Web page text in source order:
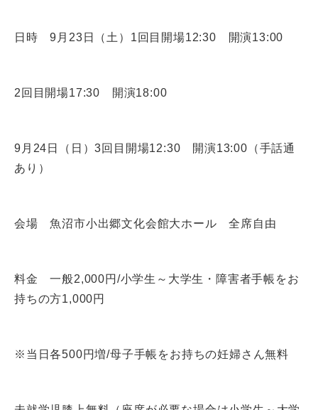
日時 9月23日（土）1回目開場12:30 開演13:00
2回目開場17:30 開演18:00
9月24日（日）3回目開場12:30 開演13:00（手話通
あり）
会場 魚沼市小出郷文化会館大ホール 全席自由
料金 一般2,000円/小学生～大学生・障害者手帳をお
持ちの方1,000円
※当日各500円増/母子手帳をお持ちの妊婦さん無料